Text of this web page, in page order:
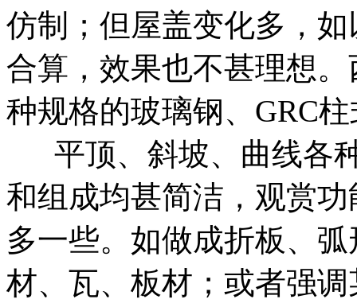
仿制；但屋盖变化多，
合算，效果也不甚理想
种规格的玻璃钢、GRC
平顶、斜坡、曲线各
和组成均甚简洁，观赏
多一些。如做成折板、
材、瓦、板材；或者强